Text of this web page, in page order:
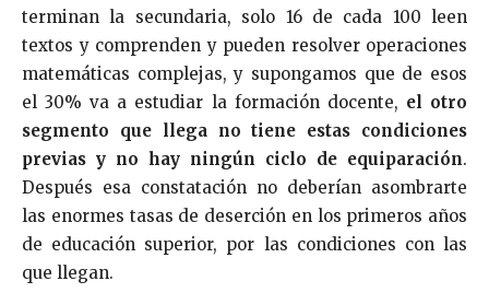
terminan la secundaria, solo 16 de cada 100 leen
textos y comprenden y pueden resolver operaciones
matemáticas complejas, y supongamos que de esos
el 30% va a estudiar la formación docente, el otro
segmento que llega no tiene estas condiciones
previas y no hay ningún ciclo de equiparación.
Después esa constatación no deberían asombrarte
las enormes tasas de deserción en los primeros años
de educación superior, por las condiciones con las
que llegan.